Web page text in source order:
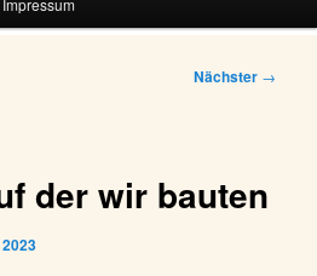
Nächster →
der wir bauten